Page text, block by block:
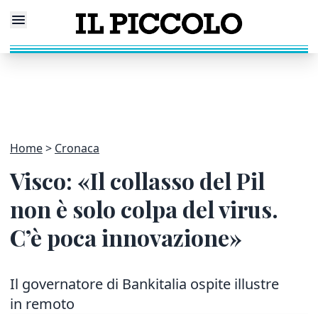
Home Cronaca
Visco: «Il collasso del Pil
non è solo colpa del virus.
C’è poca innovazione»
Il governatore di Bankitalia ospite illustre
in remoto